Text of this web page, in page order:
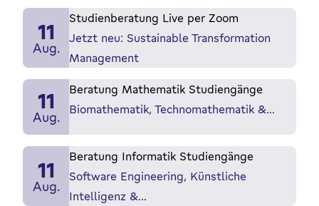
11
Aug.
Studienberatung Live per Zoom
Jetzt neu: Sustainable Transformation
Management
11
Aug.
Beratung Mathematik Studiengänge
Biomathematik, Technomathematik &…
11
Aug.
Beratung Informatik Studiengänge
Software Engineering, Künstliche
Intelligenz &…